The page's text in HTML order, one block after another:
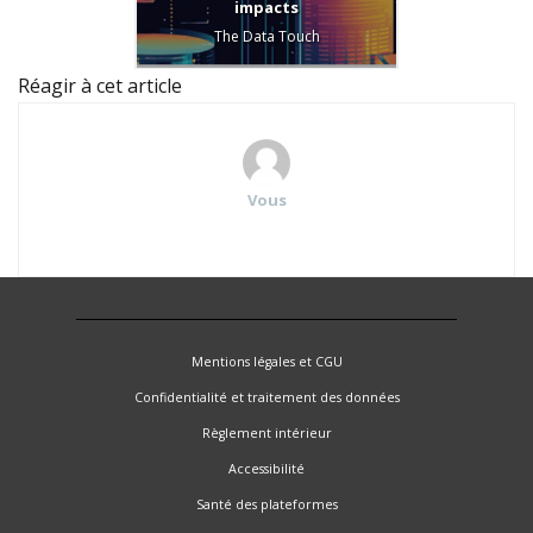
impacts
The Data Touch
Réagir à cet article
Vous
Mentions légales et CGU
Confidentialité et traitement des données
Règlement intérieur
Accessibilité
Santé des plateformes